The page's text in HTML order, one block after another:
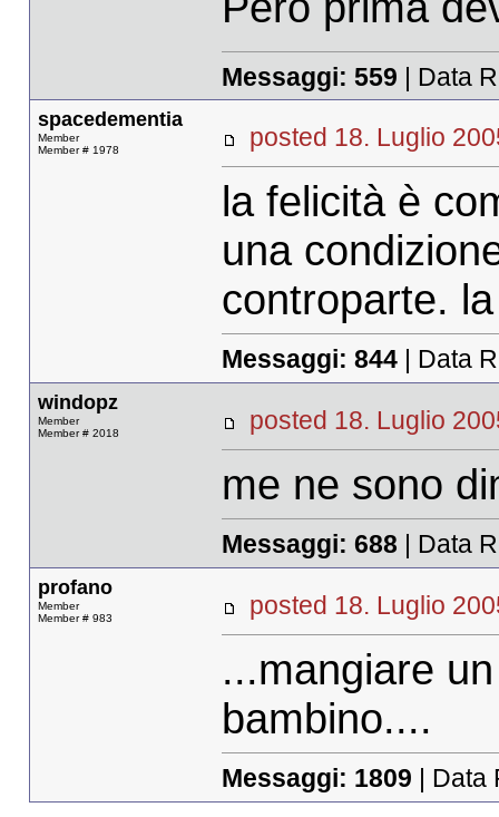
Messaggi: 559 | Data
spacedementia
Member
Member # 1978
posted 18. Luglio
la felicità è
una
controparte.
Messaggi: 844| Data
windopz
Member
Member # 2018
posted 18. Luglio
me ne sono
Messaggi: 688 | Data
profano
Member
Member # 983
posted 18. Luglio
...mangiare
bambino....
Messaggi: 1809 | Data